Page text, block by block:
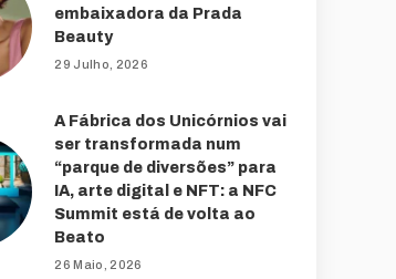
embaixadora da Prada
Beauty
29 Julho, 2026
A Fábrica dos Unicórnios vai
ser transformada num
“parque de diversões” para
IA, arte digital e NFT: a NFC
Summit está de volta ao
Beato
26 Maio, 2026